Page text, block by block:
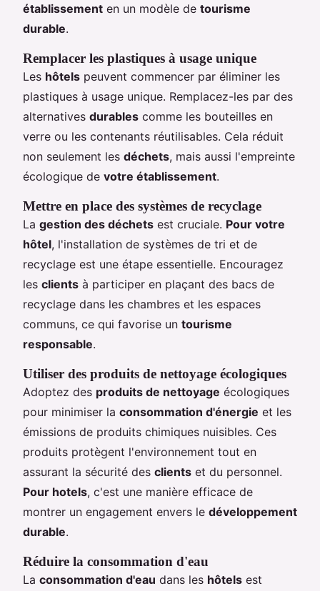
établissement en un modèle de tourisme
durable.
Remplacer les plastiques à usage unique
Les hôtels peuvent commencer par éliminer les
plastiques à usage unique. Remplacez-les par des
alternatives durables comme les bouteilles en
verre ou les contenants réutilisables. Cela réduit
non seulement les déchets, mais aussi l'empreinte
écologique de votre établissement.
Mettre en place des systèmes de recyclage
La gestion des déchets est cruciale. Pour votre
hôtel, l'installation de systèmes de tri et de
recyclage est une étape essentielle. Encouragez
les clients à participer en plaçant des bacs de
recyclage dans les chambres et les espaces
communs, ce qui favorise un tourisme
responsable.
Utiliser des produits de nettoyage écologiques
Adoptez des produits de nettoyage écologiques
pour minimiser la consommation d'énergie et les
émissions de produits chimiques nuisibles. Ces
produits protègent l'environnement tout en
assurant la sécurité des clients et du personnel.
Pour hotels, c'est une manière efficace de
montrer un engagement envers le développement
durable.
Réduire la consommation d'eau
La consommation d'eau dans les hôtels est